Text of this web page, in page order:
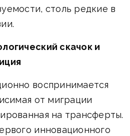
столь редкие в
скачок и
воспринимается
от миграции
на трансферты.
инновационного